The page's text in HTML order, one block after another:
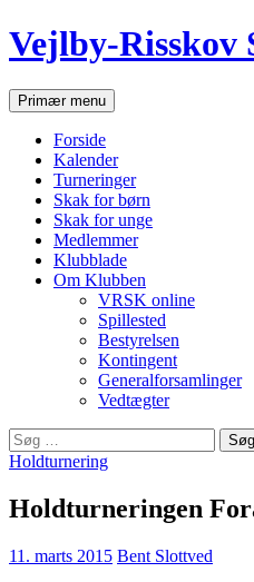
Hop
til
Vejlby-Risskov
SøgPrimær menu
Forside
Kalender
Turneringer
Skak for børn
Skak for unge
Medlemmer
Klubblade
Om Klubben
VRSK online
Spillested
Bestyrelsen
Kontingent
Generalforsamlinger
Vedtægter
Søg
efter:
Holdturnering
Holdturneringen
11. marts 2015 Bent Slottved